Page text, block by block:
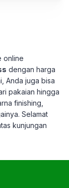
online
dengan harga
Anda juga bisa
pakaian hingga
finishing,
Selamat
kunjungan